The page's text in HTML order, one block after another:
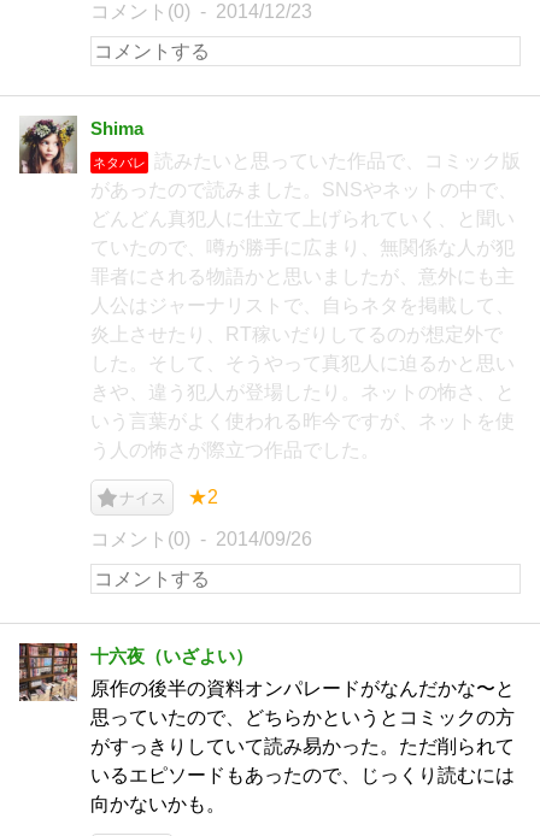
コメント(0) 2014/12/23
Shima
ネタバレ
読みたいと思っていた作品で、コミック版
があったので読みました。SNSやネットの中で、
どんどん真犯人に仕立て上げられていく、と聞い
ていたので、噂が勝手に広まり、無関係な人が犯
罪者にされる物語かと思いましたが、意外にも主
人公はジャーナリストで、自らネタを掲載して、
炎上させたり、RT稼いだりしてるのが想定外で
した。そして、そうやって真犯人に迫るかと思い
きや、違う犯人が登場したり。ネットの怖さ、と
いう言葉がよく使われる昨今ですが、ネットを使
う人の怖さが際立つ作品でした。
ナイス ★2
コメント(0) 2014/09/26
十六夜（いざよい）
原作の後半の資料オンパレードがなんだかな〜と
思っていたので、どちらかというとコミックの方
がすっきりしていて読み易かった。ただ削られて
いるエピソードもあったので、じっくり読むには
向かないかも。